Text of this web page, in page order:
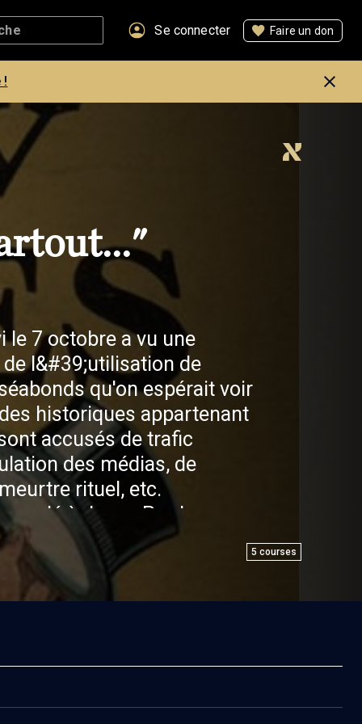
Se connecter Faire un don
!
le 7 octobre a vu une
l&#39;utilisation de
qu'on espérait voir
historiques appartenant
accusés de trafic
des médias, de
rituel, etc.
à Jonas Pardo,
l'antisémitisme, de
de clips pédagogiques
l'histoire, avec ses
antisémites.
5 courses